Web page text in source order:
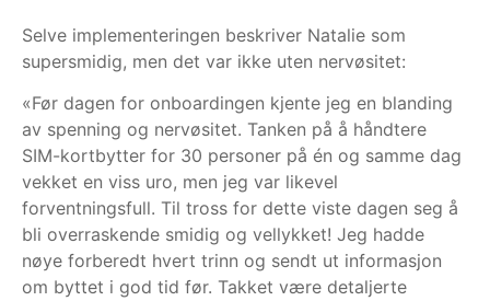
Selve implementeringen beskriver Natalie som
supersmidig, men det var ikke uten nervøsitet:
«Før dagen for onboardingen kjente jeg en blanding
av spenning og nervøsitet. Tanken på å håndtere
SIM-kortbytter for 30 personer på én og samme dag
vekket en viss uro, men jeg var likevel
forventningsfull. Til tross for dette viste dagen seg å
bli overraskende smidig og vellykket! Jeg hadde
nøye forberedt hvert trinn og sendt ut informasjon
om byttet i god tid før. Takket være detaljerte